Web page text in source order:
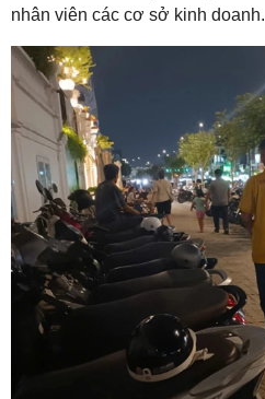
nhân viên các cơ sở kinh doanh.